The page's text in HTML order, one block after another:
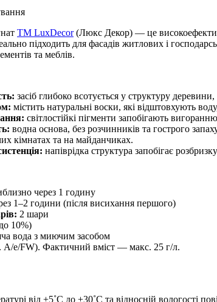
TM LuxDecor(Люкс Декор) — це
підходить для фасадів житлових і
та меблів.
засіб глибоко всотується у структуру
містить натуральні воски, які відштовхують
світлостійкі пігменти запобігають
водна основа, без розчинників та гострого
кімнатах та на майданчиках.
напіврідка структура запобігає
через 1 годину
1–2 години (після висихання першого)
2 шари
10%)
вода з миючим засобом
A/e/FW). Фактичний вміст — макс. 25 г/л.
від +5˚С до +30˚С та відносній вологості